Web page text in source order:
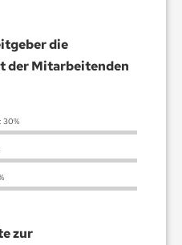
die
der Mitarbeitenden
30%
zur